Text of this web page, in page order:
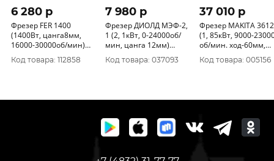
6 280 p
Фрезер FER 1400
(1400Вт, цанга8мм,
16000-30000об/мин)
115111400 FAVOURITE
Код товара: 112858
7 980 p
Фрезер ДИОЛД МЭФ-2,
1 (2, 1кВт, 0-24000об/
мин, цанга 12мм)
10101050
Код товара: 037093
37 010 p
Фрезер MAKITA
(1, 85кВт, 9000-23000
об/мин. ход-60мм,
цанга-12мм, пл.пуск,
эл.тормоз)
Код товара: 005156